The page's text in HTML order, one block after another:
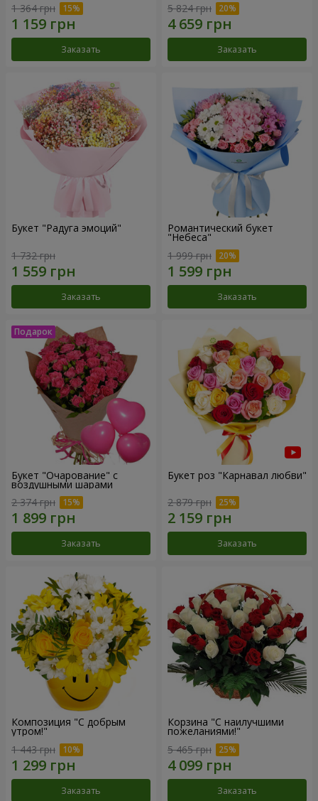
1 364 грн
Заказать
5 824 грн
Заказать
Букет "Радуга эмоций"
1 732 грн
Заказать
Романтический букет
"Небеса"
1 999 грн
Заказать
Букет "Очарование" с
воздушными шарами
2 374 грн
Заказать
Букет роз "Карнавал любви"
2 879 грн
Заказать
Композиция "С добрым
утром!"
1 443 грн
Заказать
Корзина "С наилучшими
пожеланиями!"
5 465 грн
Заказать